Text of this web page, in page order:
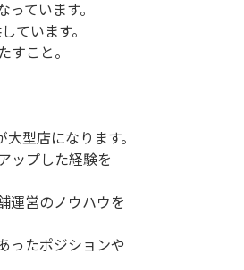
ています。
ています。
こと。
型店になります。
ップした経験を
運営のノウハウを
ったポジションや